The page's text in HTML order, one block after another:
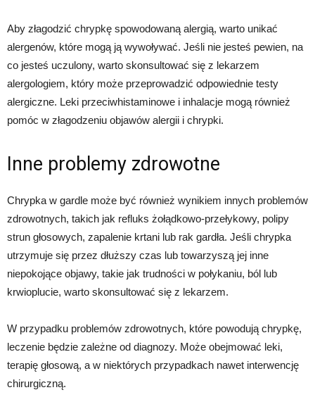
Aby złagodzić chrypkę spowodowaną alergią, warto unikać
alergenów, które mogą ją wywoływać. Jeśli nie jesteś pewien, na
co jesteś uczulony, warto skonsultować się z lekarzem
alergologiem, który może przeprowadzić odpowiednie testy
alergiczne. Leki przeciwhistaminowe i inhalacje mogą również
pomóc w złagodzeniu objawów alergii i chrypki.
Inne problemy zdrowotne
Chrypka w gardle może być również wynikiem innych problemów
zdrowotnych, takich jak refluks żołądkowo-przełykowy, polipy
strun głosowych, zapalenie krtani lub rak gardła. Jeśli chrypka
utrzymuje się przez dłuższy czas lub towarzyszą jej inne
niepokojące objawy, takie jak trudności w połykaniu, ból lub
krwioplucie, warto skonsultować się z lekarzem.
W przypadku problemów zdrowotnych, które powodują chrypkę,
leczenie będzie zależne od diagnozy. Może obejmować leki,
terapię głosową, a w niektórych przypadkach nawet interwencję
chirurgiczną.